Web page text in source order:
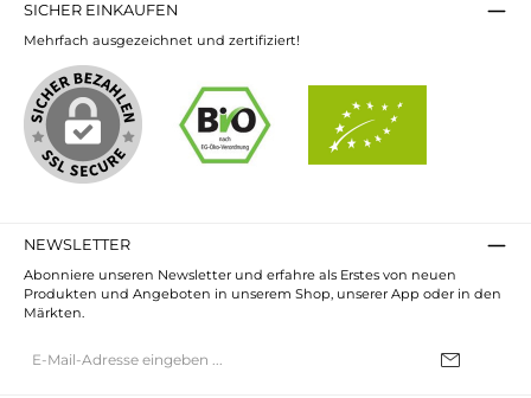
SICHER EINKAUFEN
Mehrfach ausgezeichnet und zertifiziert!
NEWSLETTER
Abonniere unseren Newsletter und erfahre als Erstes von neuen
Produkten und Angeboten in unserem Shop, unserer App oder in den
Märkten.
Mail-